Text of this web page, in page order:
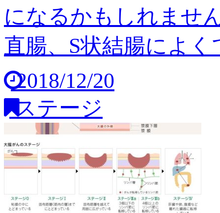
になるかもしれませ
直腸、S状結腸によ
2018/12/20
ステージ